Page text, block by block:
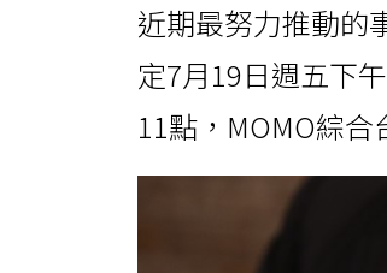
近期最努力推動的
定7月19日週五下
11點，MOMO綜合